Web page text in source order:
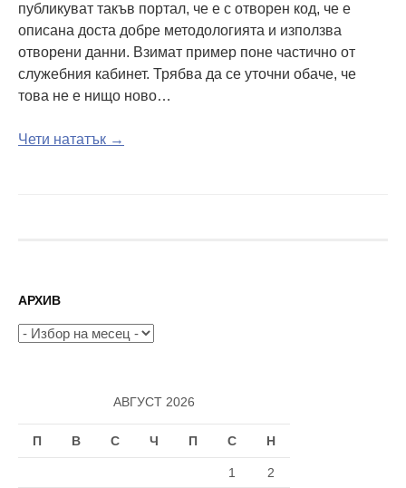
публикуват такъв портал, че е с отворен код, че е
описана доста добре методологията и използва
отворени данни. Взимат пример поне частично от
служебния кабинет. Трябва да се уточни обаче, че
това не е нищо ново…
Чети нататък →
АРХИВ
Архив
АВГУСТ 2026
П В С Ч П С Н
1 2